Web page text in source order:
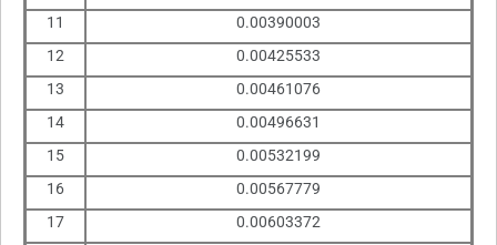
11
0.00390003
12
0.00425533
13
0.00461076
14
0.00496631
15
0.00532199
16
0.00567779
17
0.00603372